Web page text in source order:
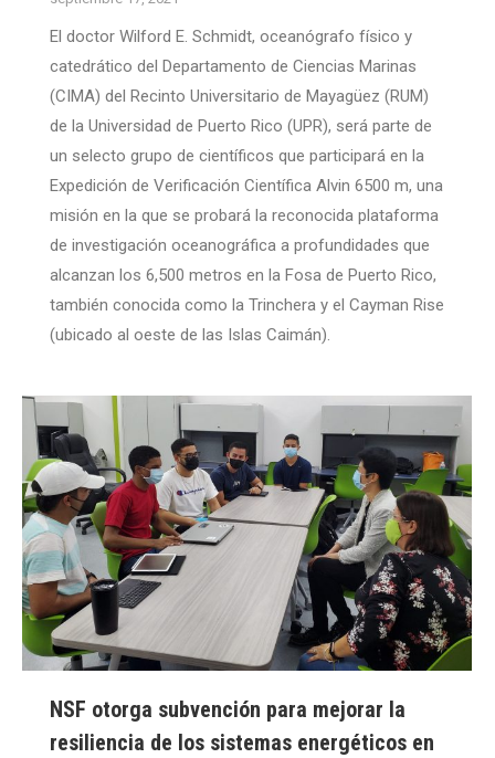
El doctor Wilford E. Schmidt, oceanógrafo físico y
catedrático del Departamento de Ciencias Marinas
(CIMA) del Recinto Universitario de Mayagüez (RUM)
de la Universidad de Puerto Rico (UPR), será parte de
un selecto grupo de científicos que participará en la
Expedición de Verificación Científica Alvin 6500 m, una
misión en la que se probará la reconocida plataforma
de investigación oceanográfica a profundidades que
alcanzan los 6,500 metros en la Fosa de Puerto Rico,
también conocida como la Trinchera y el Cayman Rise
(ubicado al oeste de las Islas Caimán).
NSF otorga subvención para mejorar la
resiliencia de los sistemas energéticos en